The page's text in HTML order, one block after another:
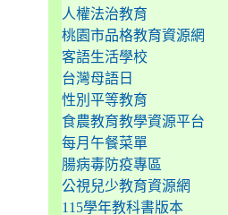
人權法治教育
桃園市品格教育資源網
客語生活學校
台灣母語日
性別平等教育
食農教育教學資源平台
每月午餐菜單
腸病毒防疫專區
公視兒少教育資源網
115學年教科書版本